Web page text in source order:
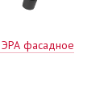
фасадное